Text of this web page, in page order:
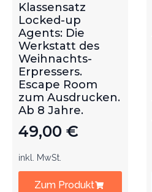
Klassensatz
Locked-up
Agents: Die
Werkstatt des
Weihnachts-
Erpressers.
Escape Room
zum Ausdrucken.
Ab 8 Jahre.
49,00 €
inkl. MwSt.
Zum Produkt